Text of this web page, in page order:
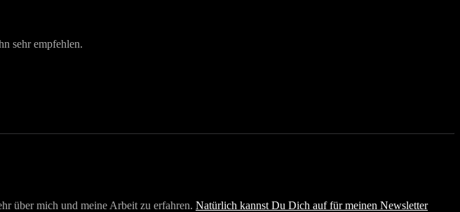
sehr empfehlen.
über mich und meine Arbeit zu erfahren. Natürlich kannst Du Dich auf für meinen Newsletter